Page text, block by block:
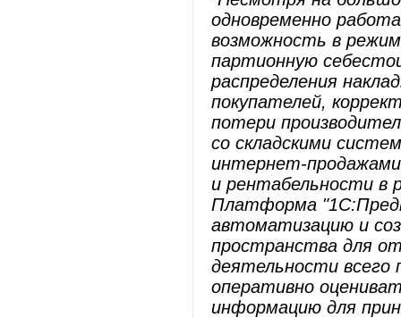
одновременно
возможность в
партионную
распределения
покупателей,
потери
со складскими
интернет-
и рентабельности в
Платформа
автоматизацию и
пространства для
деятельности всего
оперативно
информацию для